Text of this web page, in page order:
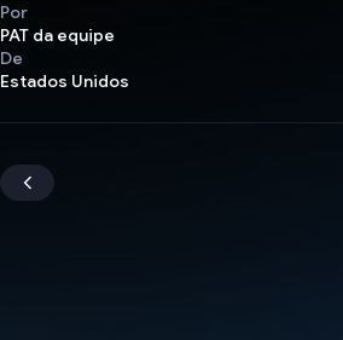
Por
PAT da equipe
De
Estados Unidos